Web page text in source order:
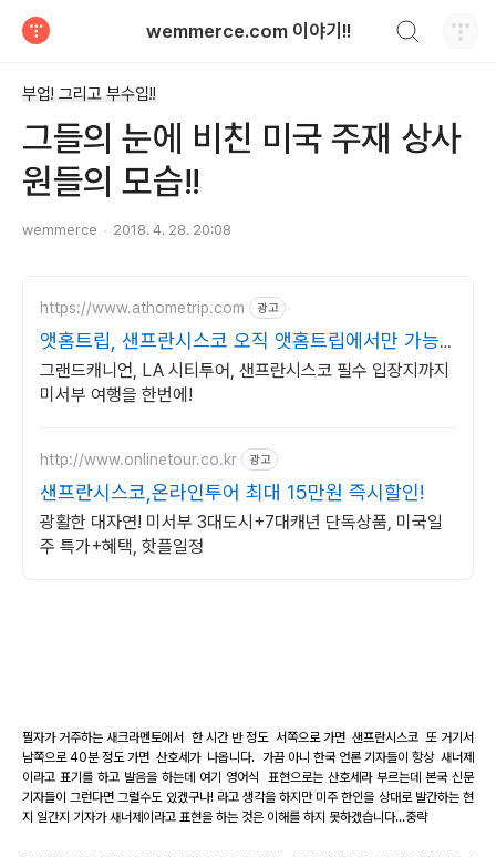
wemmerce.com 이야기!!
부업! 그리고 부수입!!
그들의 눈에 비친 미국 주재 상사
원들의 모습!!
wemmerce 2018. 4. 28. 20:08
https://www.athometrip.com 광고
앳홈트립, 샌프란시스코 오직 앳홈트립에서만 가능
한
그랜드캐니언, LA 시티투어, 샌프란시스코 필수 입장지까지
미서부 여행을 한번에!
http://www.onlinetour.co.kr 광고
샌프란시스코,온라인투어 최대 15만원 즉시할인!
광활한 대자연! 미서부 3대도시+7대캐년 단독상품, 미국일
주 특가+혜택, 핫플일정
필자가 거주하는 새크라멘토에서 한 시간 반 정도 서쪽으로 가면 샌프란시스코 또 거기서
남쪽으로 40분 정도 가면 산호세가 나옵니다. 가끔 아니 한국 언론 기자들이 항상 새너제
이라고 표기를 하고 발음을 하는데 여기 영어식 표현으로는 산호세라 부르는데 본국 신문
기자들이 그런다면 그럴수도 있겠구나! 라고 생각을 하지만 미주 한인을 상대로 발간하는 현
지 일간지 기자가 새너제이라고 표현을 하는 것은 이해를 하지 못하겠습니다...중략